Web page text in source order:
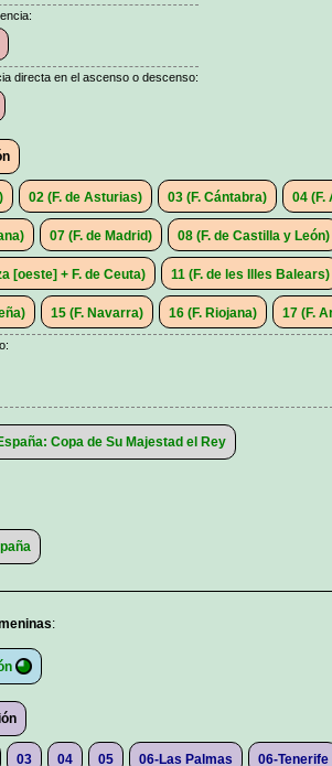
directa en el ascenso o descenso:
02 (F. de Asturias) 03 (F. Cántabra) 04 (F.
07 (F. de Madrid) 08 (F. de Castilla y León)
[oeste] + F. de Ceuta) 11 (F. de les Illes Balears)
15 (F. Navarra) 16 (F. Riojana) 17 (F.
Copa de Su Majestad el Rey
:
03 04 05 06-Las Palmas 06-Tenerife